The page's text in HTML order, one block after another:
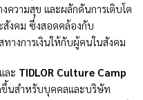
ความสุข และผลักดันการเติบโต
สังคม ซึ่งสอดคล้องกับ
างการเงินให้กับผู้คนในสังคม
และ TIDLOR Culture Camp
นสำหรับบุคคลและบริษัท